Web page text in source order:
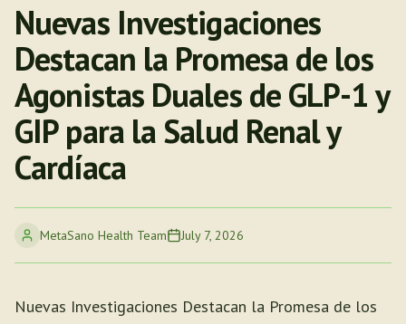
Nuevas Investigaciones
Destacan la Promesa de los
Agonistas Duales de GLP-1 y
GIP para la Salud Renal y
Cardíaca
MetaSano Health Team July 7, 2026
Nuevas Investigaciones Destacan la Promesa de los